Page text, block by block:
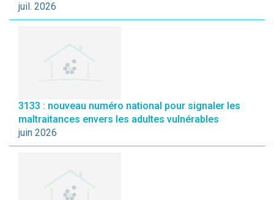
juil. 2026
3133 : nouveau numéro national pour signaler les
maltraitances envers les adultes vulnérables
juin 2026